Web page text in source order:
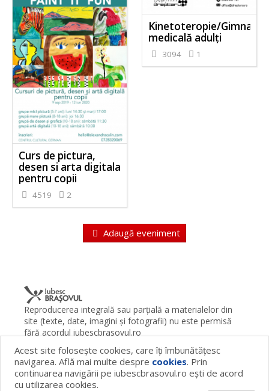
Kinetoteropie/
medicală adulți
3094 1
Curs de pictura,
desen si arta digitala
pentru copii
4519 2
Adaugă eveniment
Reproducerea integrală sau parţială a materialelor din
site (texte, date, imagini şi fotografii) nu este permisă
fără acordul iubescbrasovul.ro
Termeni şi condiţii
Contact Despre proiect
FAQ
Cookies
Publicitate
© 2026 iubescbrasovul.ro
Acest site foloseşte cookies, care îţi îmbunătăţesc
navigarea. Află mai multe despre cookies. Prin
continuarea navigării pe iubescbrasovul.ro eşti de acord
cu utilizarea cookies.